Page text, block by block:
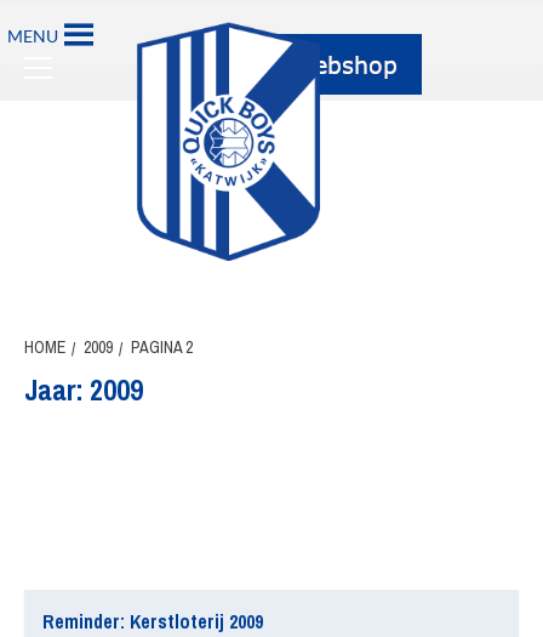
naar
MENU
Primary
HOME 2009 PAGINA 2
Jaar: 2009
Reminder: Kerstloterij 2009